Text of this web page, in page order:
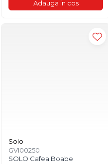
Adauga in cos
Solo
GVI00250
SOLO Cafea Boabe